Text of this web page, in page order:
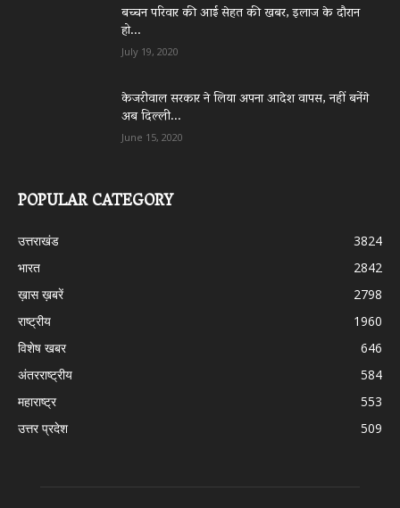
बच्चन परिवार की आई सेहत की खबर, इलाज के दौरान
हो...
July 19, 2020
केजरीवाल सरकार ने लिया अपना आदेश वापस, नहीं बनेंगे
अब दिल्ली...
June 15, 2020
POPULAR CATEGORY
उत्तराखंड
3824
भारत
2842
ख़ास ख़बरें
2798
राष्ट्रीय
1960
विशेष खबर
646
अंतरराष्ट्रीय
584
महाराष्ट्र
553
उत्तर प्रदेश
509